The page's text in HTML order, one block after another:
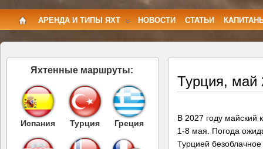
АРЕНДА И ТИПЫ ЯХТ НОВОСТИ СТАТЬИ
Турция, май
В 2027 году майский
1-8 мая. Погода
Турцией
Яхтенные маршруты:
Испания Турция Греция